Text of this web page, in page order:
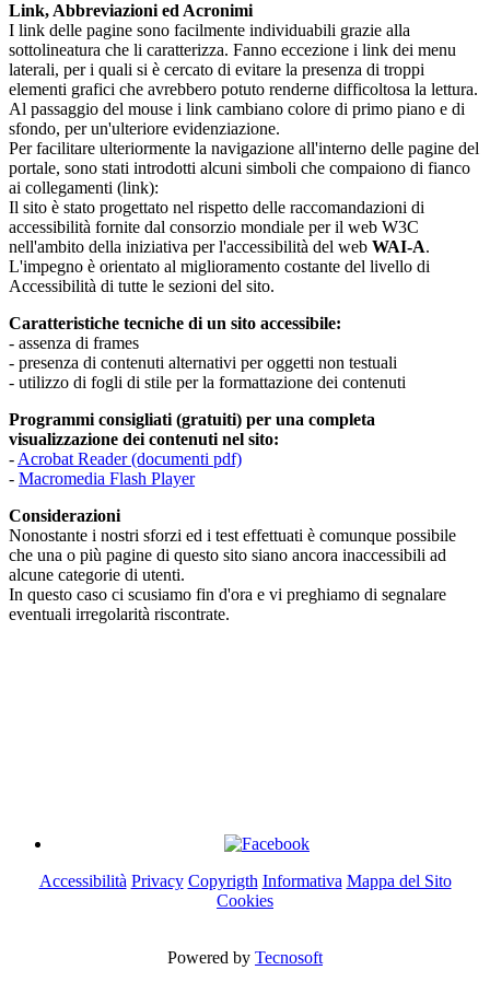
Link, Abbreviazioni ed Acronimi
I link delle pagine sono facilmente individuabili grazie alla
sottolineatura che li caratterizza. Fanno eccezione i link dei menu
laterali, per i quali si è cercato di evitare la presenza di troppi
elementi grafici che avrebbero potuto renderne difficoltosa la lettura.
Al passaggio del mouse i link cambiano colore di primo piano e di
sfondo, per un'ulteriore evidenziazione.
Per facilitare ulteriormente la navigazione all'interno delle pagine del
portale, sono stati introdotti alcuni simboli che compaiono di fianco
ai collegamenti (link):
Il sito è stato progettato nel rispetto delle raccomandazioni di
accessibilità fornite dal consorzio mondiale per il web W3C
nell'ambito della iniziativa per l'accessibilità del web WAI-A.
L'impegno è orientato al miglioramento costante del livello di
Accessibilità di tutte le sezioni del sito.
Caratteristiche tecniche di un sito accessibile:
- assenza di frames
- presenza di contenuti alternativi per oggetti non testuali
- utilizzo di fogli di stile per la formattazione dei contenuti
Programmi consigliati (gratuiti) per una completa
visualizzazione dei contenuti nel sito:
- Acrobat Reader (documenti pdf)
- Macromedia Flash Player
Considerazioni
Nonostante i nostri sforzi ed i test effettuati è comunque possibile
che una o più pagine di questo sito siano ancora inaccessibili ad
alcune categorie di utenti.
In questo caso ci scusiamo fin d'ora e vi preghiamo di segnalare
eventuali irregolarità riscontrate.
Accessibilità Privacy Copyrigth Informativa Mappa del Sito
Cookies
Powered by Tecnosoft